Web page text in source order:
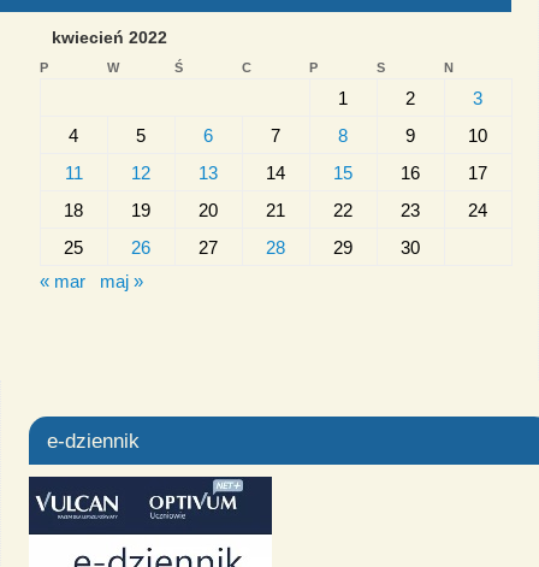
kwiecień 2022
P W Ś C P S N
1 2
3
4
5 6 7 8 9
10
11
12 13 14 15 16
17
18
19 20 21 22 23
24
25
26 27 28 29
30
« mar
maj »
e-dziennik